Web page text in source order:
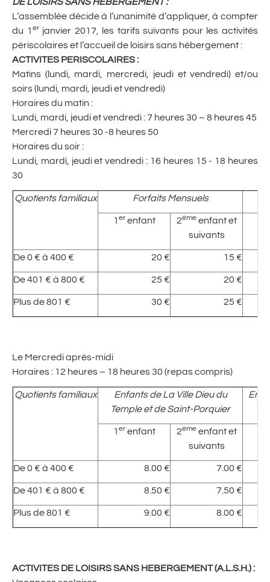
DE LOISIRS SANS HEBERGEMENT :
L’assemblée décide à l’unanimité d’appliquer, à compter
du 1 er janvier 2017, les tarifs suivants pour les activités
périscolaires et l’accueil de loisirs sans hébergement :
ACTIVITES PERISCOLAIRES :
Matins (lundi, mardi, mercredi, jeudi et vendredi) et/ou
soirs (lundi, mardi, jeudi et vendredi)
Horaires du matin :
Lundi, mardi, jeudi et vendredi : 7 heures 30 – 8 heures 45
Mercredi 7 heures 30 -8 heures 50
Horaires du soir :
Lundi, mardi, jeudi et vendredi : 16 heures 15 - 18 heures
30
Quotients familiaux Forfaits Mensuels
1 er enfant 2èmeenfant et
suivants
De 0 € à 400 € 20 € 15 €
De 401 € à 800 € 25 € 20 €
Plus de 801 € 30 € 25 €
Le Mercredi après-midi
Horaires : 12 heures – 18 heures 30 (repas compris)
Quotients familiaux
Enfants de La Ville Dieu du
Temple et de Saint-Porquier
1 er enfant 2èmeenfant et
suivants
De 0 € à 400 € 8.00 € 7.00 €
De 401 € à 800 € 8.50 € 7.50 €
Plus de 801 € 9.00 € 8.00 €
ACTIVITES DE LOISIRS SANS HEBERGEMENT (A.L.S.H.) :